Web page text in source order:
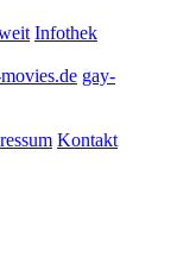
Infothek
gay-
Kontakt